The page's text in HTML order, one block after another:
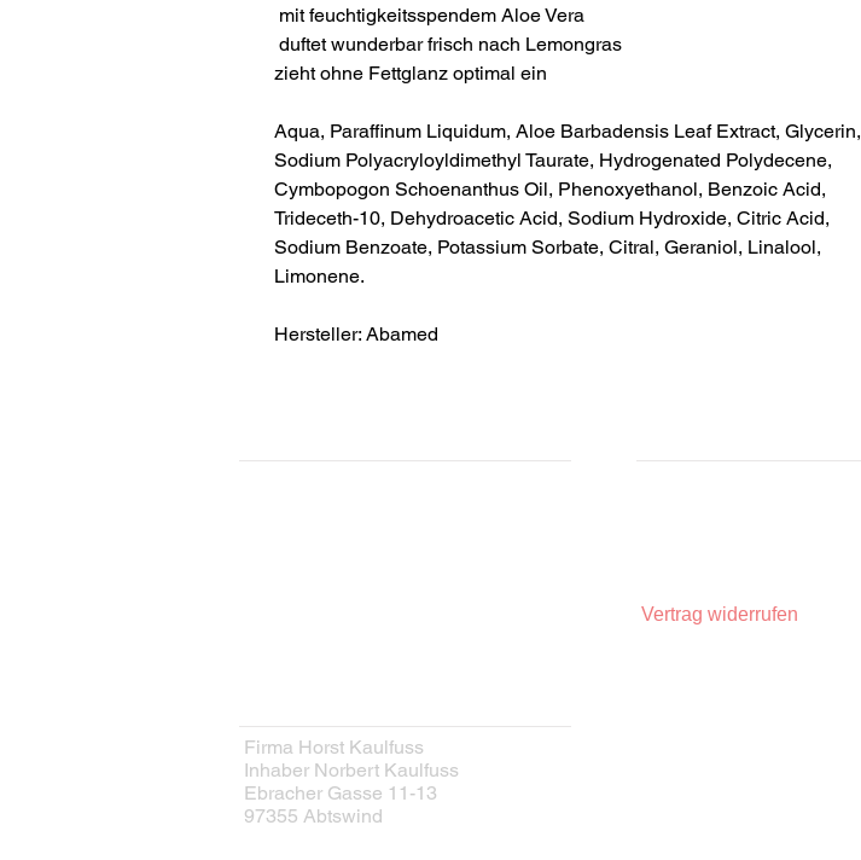
mit feuchtigkeitsspendem Aloe Vera
duftet wunderbar frisch nach Lemongras
zieht ohne Fettglanz optimal ein
Aqua, Paraffinum Liquidum, Aloe Barbadensis Leaf Extract, Glycerin,
Sodium Polyacryloyldimethyl Taurate, Hydrogenated Polydecene,
Cymbopogon Schoenanthus Oil, Phenoxyethanol, Benzoic Acid,
Trideceth-10, Dehydroacetic Acid, Sodium Hydroxide, Citric Acid,
Sodium Benzoate, Potassium Sorbate, Citral, Geraniol, Linalool,
Limonene.
Hersteller: Abamed
Firma Horst Kaulfuss
Inhaber Norbert Kaulfuss
Ebracher Gasse 11-13
97355 Abtswind
Vertrag widerrufen